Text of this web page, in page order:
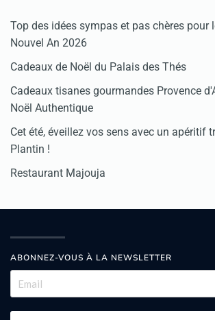
Top des idées sympas et pas chères pour
Nouvel An 2026
Cadeaux de Noël du Palais des Thés
Cadeaux tisanes gourmandes Provence
Noël Authentique
Cet été, éveillez vos sens avec un apéritif
Plantin !
Restaurant Majouja
ABONNEZ-VOUS À LA NEWSLETTER